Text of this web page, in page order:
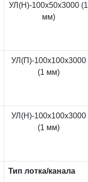
УЛ(Н)-100x50x3000 (1
мм)
УЛ(П)-100x100x3000
(1 мм)
УЛ(Н)-100x100x3000
(1 мм)
Тип лотка/канала